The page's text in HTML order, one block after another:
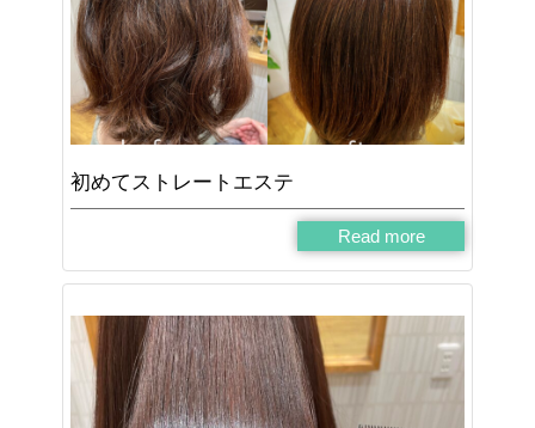
初めてストレートエステ
Read more